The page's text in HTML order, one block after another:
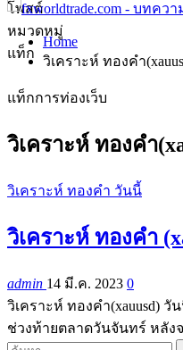
โพสต์
หมวดหมู่
แท็ก
Home
วิเคราะห์ ทองคำ
แท็กการท่องเว็บ
วิเคราะห์ ทองคำ
วิเคราะห์ ทองคำ วันนี้
วิเคราะห์ ทองคำ
admin 14 มี.ค. 2023 0
วิเคราะห์ ทองคำ(xauusd)
ช่วงท้ายตลาดวันจันทร์ หลั